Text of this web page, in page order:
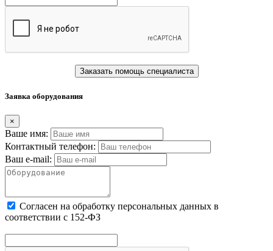
Заказать помощь специалиста
Заявка оборудования
×
Ваше имя:
Контактный телефон:
Ваш e-mail:
Cогласен на обработку персональных данных в
соответствии с 152-ФЗ